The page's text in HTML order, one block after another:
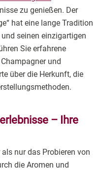
– Gutscheine für
buchen Sie Ihr
zu genießen. Der
hat eine lange Tradition
seinen einzigartigen
Sie erfahrene
und
über die Herkunft, die
– Ihre
nur das Probieren von
die Aromen und